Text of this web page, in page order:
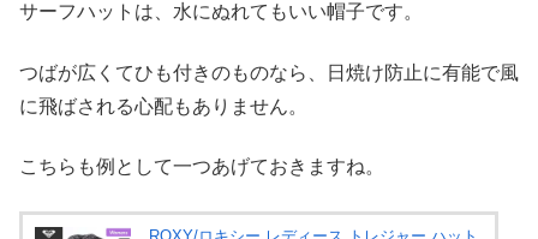
サーフハットは、水にぬれてもいい帽子です。
つばが広くてひも付きのものなら、日焼け防止に有能で風
に飛ばされる心配もありません。
こちらも例として一つあげておきますね。